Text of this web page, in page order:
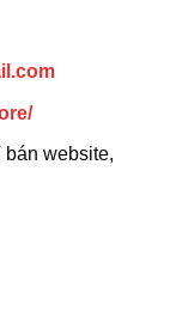
bán website,